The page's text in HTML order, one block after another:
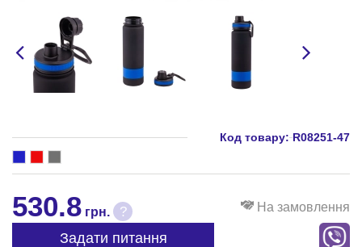
Код товару: R08251-47
530.8 грн. ? На замовлення
Задати питання